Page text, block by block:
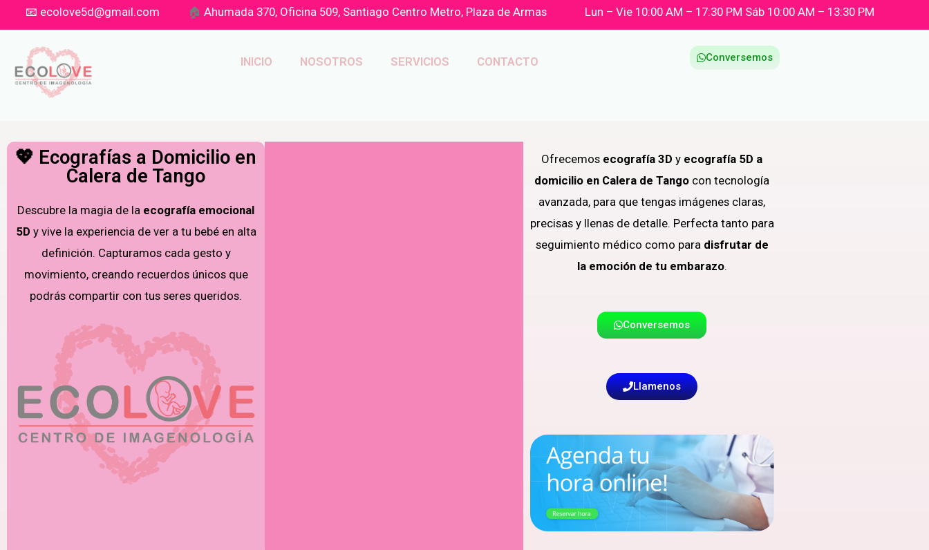
📧 ecolove5d@gmail.com 🏠 Ahumada 370, Oficina 509, Santiago Centro Metro, Plaza de Armas Lun – Vie 10:00 AM – 17:30 PM Sáb 10:00 AM – 13:30 PM
INICIO NOSOTROS SERVICIOS CONTACTO Conversemos
💖 Ecografías a Domicilio en
Calera de Tango
Descubre la magia de la ecografía emocional
5D y vive la experiencia de ver a tu bebé en alta
definición. Capturamos cada gesto y
movimiento, creando recuerdos únicos que
podrás compartir con tus seres queridos.
Ofrecemos ecografía 3D y ecografía 5D a
domicilio en Calera de Tango con tecnología
avanzada, para que tengas imágenes claras,
precisas y llenas de detalle. Perfecta tanto para
seguimiento médico como para disfrutar de
la emoción de tu embarazo.
Conversemos
Llamenos